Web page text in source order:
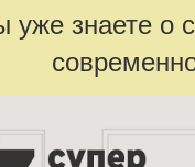
уже знаете о